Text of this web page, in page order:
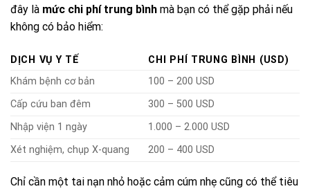
đây là mức chi phí trung bình mà bạn có thể gặp phải nếu
không có bảo hiểm:
DỊCH VỤ Y TẾ
CHI PHÍ TRUNG BÌNH (USD)
Khám bệnh cơ bản
100 – 200 USD
Cấp cứu ban đêm
300 – 500 USD
Nhập viện 1 ngày
1.000 – 2.000 USD
Xét nghiệm, chụp X-quang
200 – 400 USD
Chỉ cần một tai nạn nhỏ hoặc cảm cúm nhẹ cũng có thể tiêu